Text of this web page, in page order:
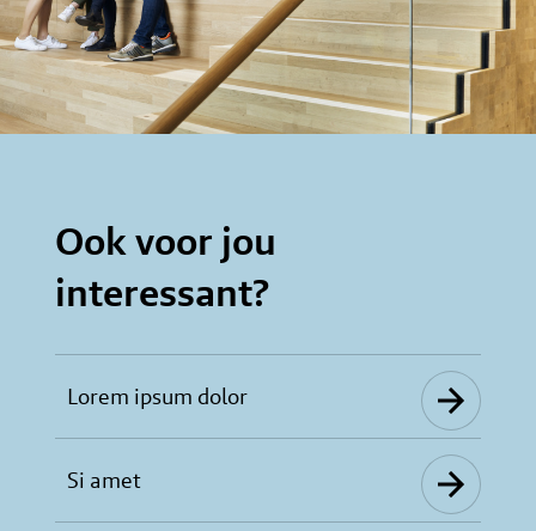
Ook voor jou
interessant?
Lorem ipsum dolor
Si amet